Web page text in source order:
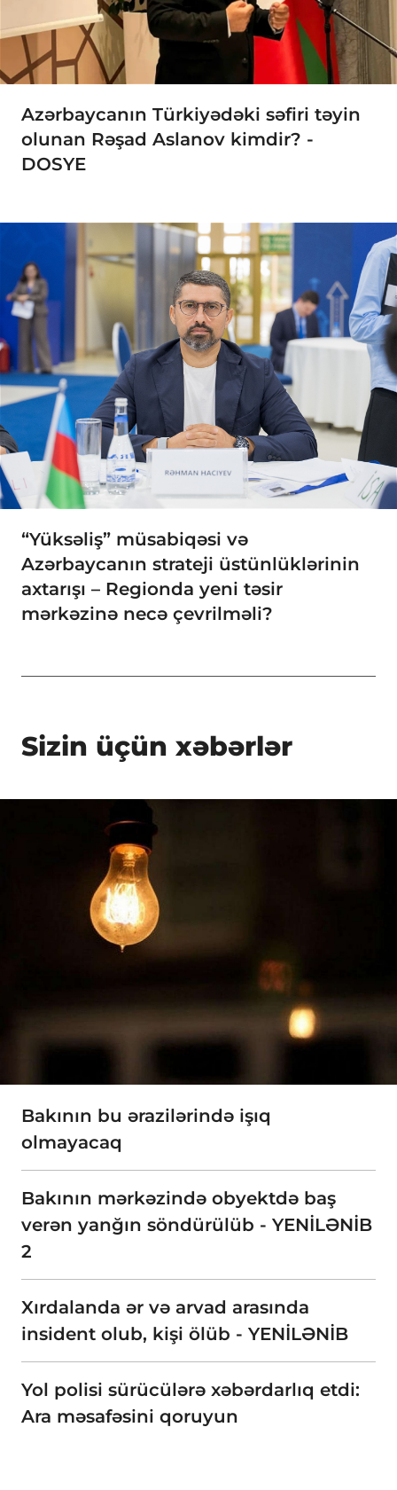
Azərbaycanın Türkiyədəki səfiri təyin
olunan Rəşad Aslanov kimdir? -
DOSYE
“Yüksəliş” müsabiqəsi və
Azərbaycanın strateji üstünlüklərinin
axtarışı – Regionda yeni təsir
mərkəzinə necə çevrilməli?
Sizin üçün xəbərlər
Bakının bu ərazilərində işıq
olmayacaq
Bakının mərkəzində obyektdə baş
verən yanğın söndürülüb - YENİLƏNİB
2
Xırdalanda ər və arvad arasında
insident olub, kişi ölüb - YENİLƏNİB
Yol polisi sürücülərə xəbərdarlıq etdi:
Ara məsafəsini qoruyun